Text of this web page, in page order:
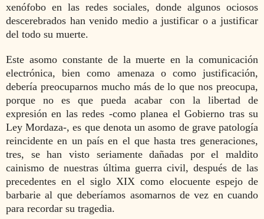
xenófobo en las redes sociales, donde algunos ociosos
descerebrados han venido medio a justificar o a justificar
del todo su muerte.
Este asomo constante de la muerte en la comunicación
electrónica, bien como amenaza o como justificación,
debería preocuparnos mucho más de lo que nos preocupa,
porque no es que pueda acabar con la libertad de
expresión en las redes -como planea el Gobierno tras su
Ley Mordaza-, es que denota un asomo de grave patología
reincidente en un país en el que hasta tres generaciones,
tres, se han visto seriamente dañadas por el maldito
cainismo de nuestras última guerra civil, después de las
precedentes en el siglo XIX como elocuente espejo de
barbarie al que deberíamos asomarnos de vez en cuando
para recordar su tragedia.